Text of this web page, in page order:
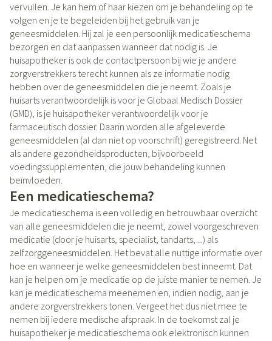
vervullen. Je kan hem of haar kiezen om je behandeling op te
volgen en je te begeleiden bij het gebruik van je
geneesmiddelen. Hij zal je een persoonlijk medicatieschema
bezorgen en dat aanpassen wanneer dat nodig is. Je
huisapotheker is ook de contactpersoon bij wie je andere
zorgverstrekkers terecht kunnen als ze informatie nodig
hebben over de geneesmiddelen die je neemt. Zoals je
huisarts verantwoordelijk is voor je Globaal Medisch Dossier
(GMD), is je huisapotheker verantwoordelijk voor je
farmaceutisch dossier. Daarin worden alle afgeleverde
geneesmiddelen (al dan niet op voorschrift) geregistreerd. Net
als andere gezondheidsproducten, bijvoorbeeld
voedingssupplementen, die jouw behandeling kunnen
beïnvloeden.
Een medicatieschema?
Je medicatieschema is een volledig en betrouwbaar overzicht
van alle geneesmiddelen die je neemt, zowel voorgeschreven
medicatie (door je huisarts, specialist, tandarts, ...) als
zelfzorggeneesmiddelen. Het bevat alle nuttige informatie over
hoe en wanneer je welke geneesmiddelen best inneemt. Dat
kan je helpen om je medicatie op de juiste manier te nemen. Je
kan je medicatieschema meenemen en, indien nodig, aan je
andere zorgverstrekkers tonen. Vergeet het dus niet mee te
nemen bij iedere medische afspraak. In de toekomst zal je
huisapotheker je medicatieschema ook elektronisch kunnen